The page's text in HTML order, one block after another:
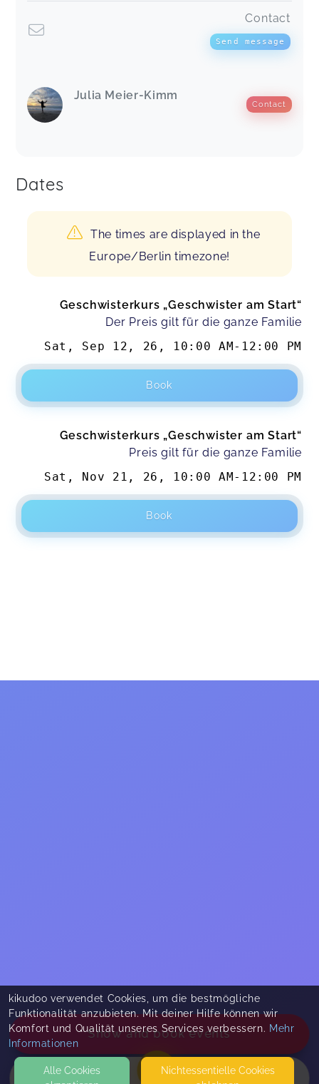
Contact
Send message
Julia Meier-Kimm
Contact
Dates
The times are displayed in the
Europe/Berlin timezone!
Geschwisterkurs „Geschwister am Start“
Der Preis gilt für die ganze Familie
Sat, Sep 12, 26 , 10:00 AM- 12:00 PM
Book
Geschwisterkurs „Geschwister am Start“
Preis gilt für die ganze Familie
Sat, Nov 21, 26 , 10:00 AM - 12:00 PM
Book
Show and book events
kikudoo verwendet Cookies, um die bestmögliche
Funktionalität anzubieten. Mit deiner Hilfe können wir
Komfort und Qualität unseres Services verbessern. Mehr
Informationen
Alle Cookies
Nicht­essentielle Cookies